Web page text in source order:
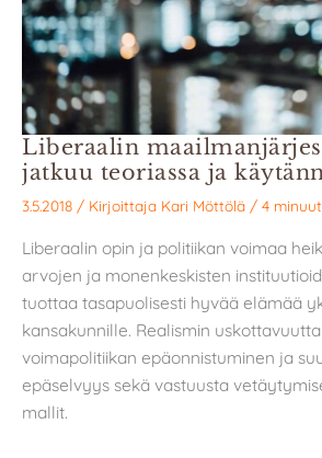
Liberaalin
jatkuu teoriassa ja
3.5.2018 / Kirjoittaja Kari Möttölä / 4
Liberaalin opin ja politiikan voimaa
arvojen ja monenkeskisten
tuottaa tasapuolisesti hyvää elämää
kansakunnille. Realismin
voimapolitiikan epäonnistuminen ja
epäselvyys sekä vastuusta
mallit.